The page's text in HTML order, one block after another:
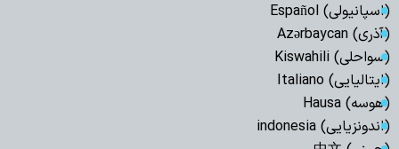
(اسپانیولی) Español
(آذری) Azərbaycan
(سواحلی) Kiswahili
(ایتالیایی) Italiano
(هوسه) Hausa
(اندونزیایی) indonesia